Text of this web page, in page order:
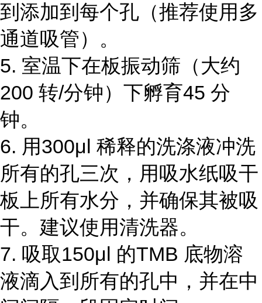
到添加到每个孔（推荐使用多
通道吸管）。
5. 室温下在板振动筛（大约
200 转/分钟）下孵育45 分
钟。
6. 用300μl 稀释的洗涤液冲洗
所有的孔三次，用吸水纸吸干
板上所有水分，并确保其被吸
干。建议使用清洗器。
7. 吸取150μl 的TMB 底物溶
液滴入到所有的孔中，并在中